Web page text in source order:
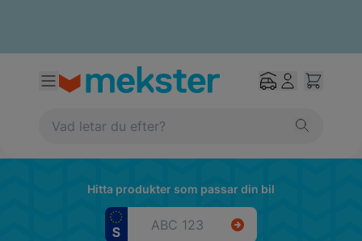
Hitta produkter som passar din bil